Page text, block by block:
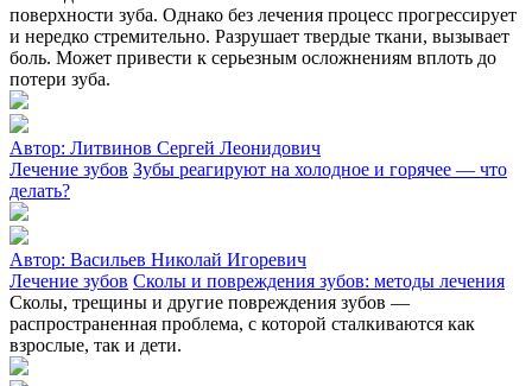
поверхности зуба. Однако без лечения процесс прогрессирует
и нередко стремительно. Разрушает твердые ткани, вызывает
боль. Может привести к серьезным осложнениям вплоть до
потери зуба.
Автор: Литвинов Сергей Леонидович
Лечение зубов Зубы реагируют на холодное и горячее — что
делать?
Автор: Васильев Николай Игоревич
Лечение зубов Сколы и повреждения зубов: методы лечения
Сколы, трещины и другие повреждения зубов —
распространенная проблема, с которой сталкиваются как
взрослые, так и дети.